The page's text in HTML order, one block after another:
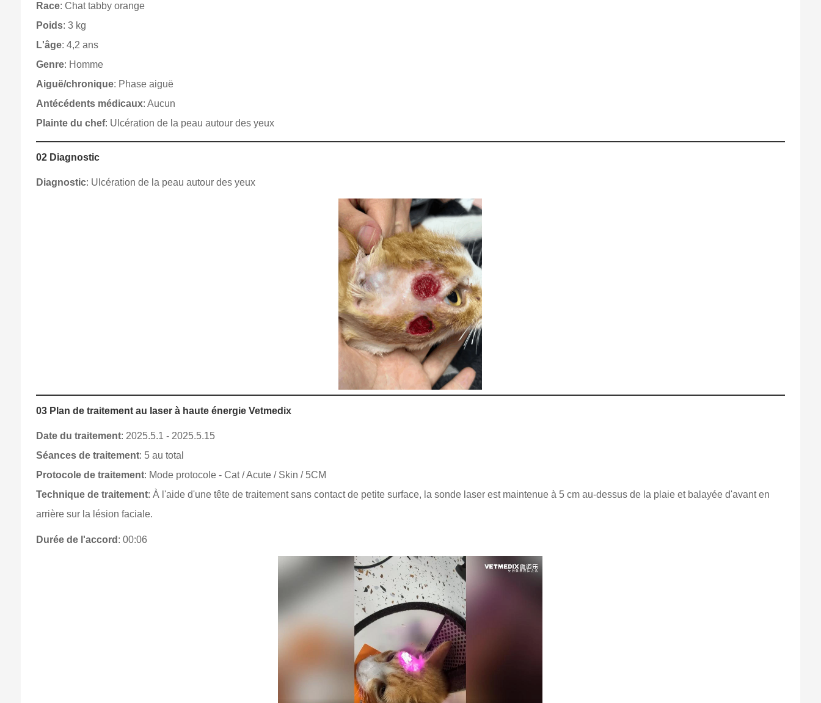
Race: Chat tabby orange
Poids: 3 kg
L'âge: 4,2 ans
Genre: Homme
Aiguë/chronique: Phase aiguë
Antécédents médicaux: Aucun
Plainte du chef: Ulcération de la peau autour des yeux
02 Diagnostic
Diagnostic: Ulcération de la peau autour des yeux
03 Plan de traitement au laser à haute énergie Vetmedix
Date du traitement: 2025.5.1 - 2025.5.15
Séances de traitement: 5 au total
Protocole de traitement: Mode protocole - Cat / Acute / Skin / 5CM
Technique de traitement: À l'aide d'une tête de traitement sans contact de petite surface, la sonde laser est maintenue à 5 cm au-dessus de la plaie et balayée d'avant en
arrière sur la lésion faciale.
Durée de l'accord : 00:06